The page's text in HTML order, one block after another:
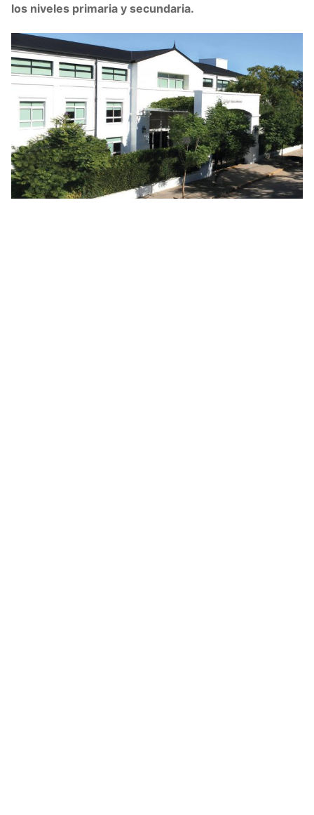
los niveles primaria y secundaria.